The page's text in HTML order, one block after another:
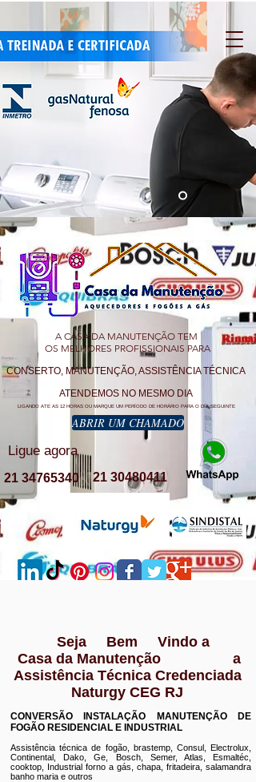
A CASA DA MANUTENÇÃO TEM
OS MELHORES PROFISSIONAIS PARA
CONSERTO, MANUTENÇÃO, ASSISTÊNCIA TÉCNICA
ATENDEMOS NO MESMO DIA
LIGANDO ATE AS 12 HORAS OU MARQUE UM PERÍODO DE HORÁRIO PARA O DIA SEGUINTE
ABRIR UM CHAMADO
Ligue agora
21 30480411
21 34765340
Seja Bem Vindo a
Casa da Manutenção a
Assistência Técnica Credenciada
Naturgy CEG RJ
CONVERSÃO INSTALAÇÃO MANUTENÇÃO DE
FOGÃO RESIDENCIAL E INDUSTRIAL
Assistência técnica de fogão, brastemp, Consul, Electrolux,
Continental, Dako, Ge, Bosch, Semer, Atlas, Esmaltéc,
cooktop, Industrial forno a gás, chapa, fritadeira, salamandra
banho maria e outros